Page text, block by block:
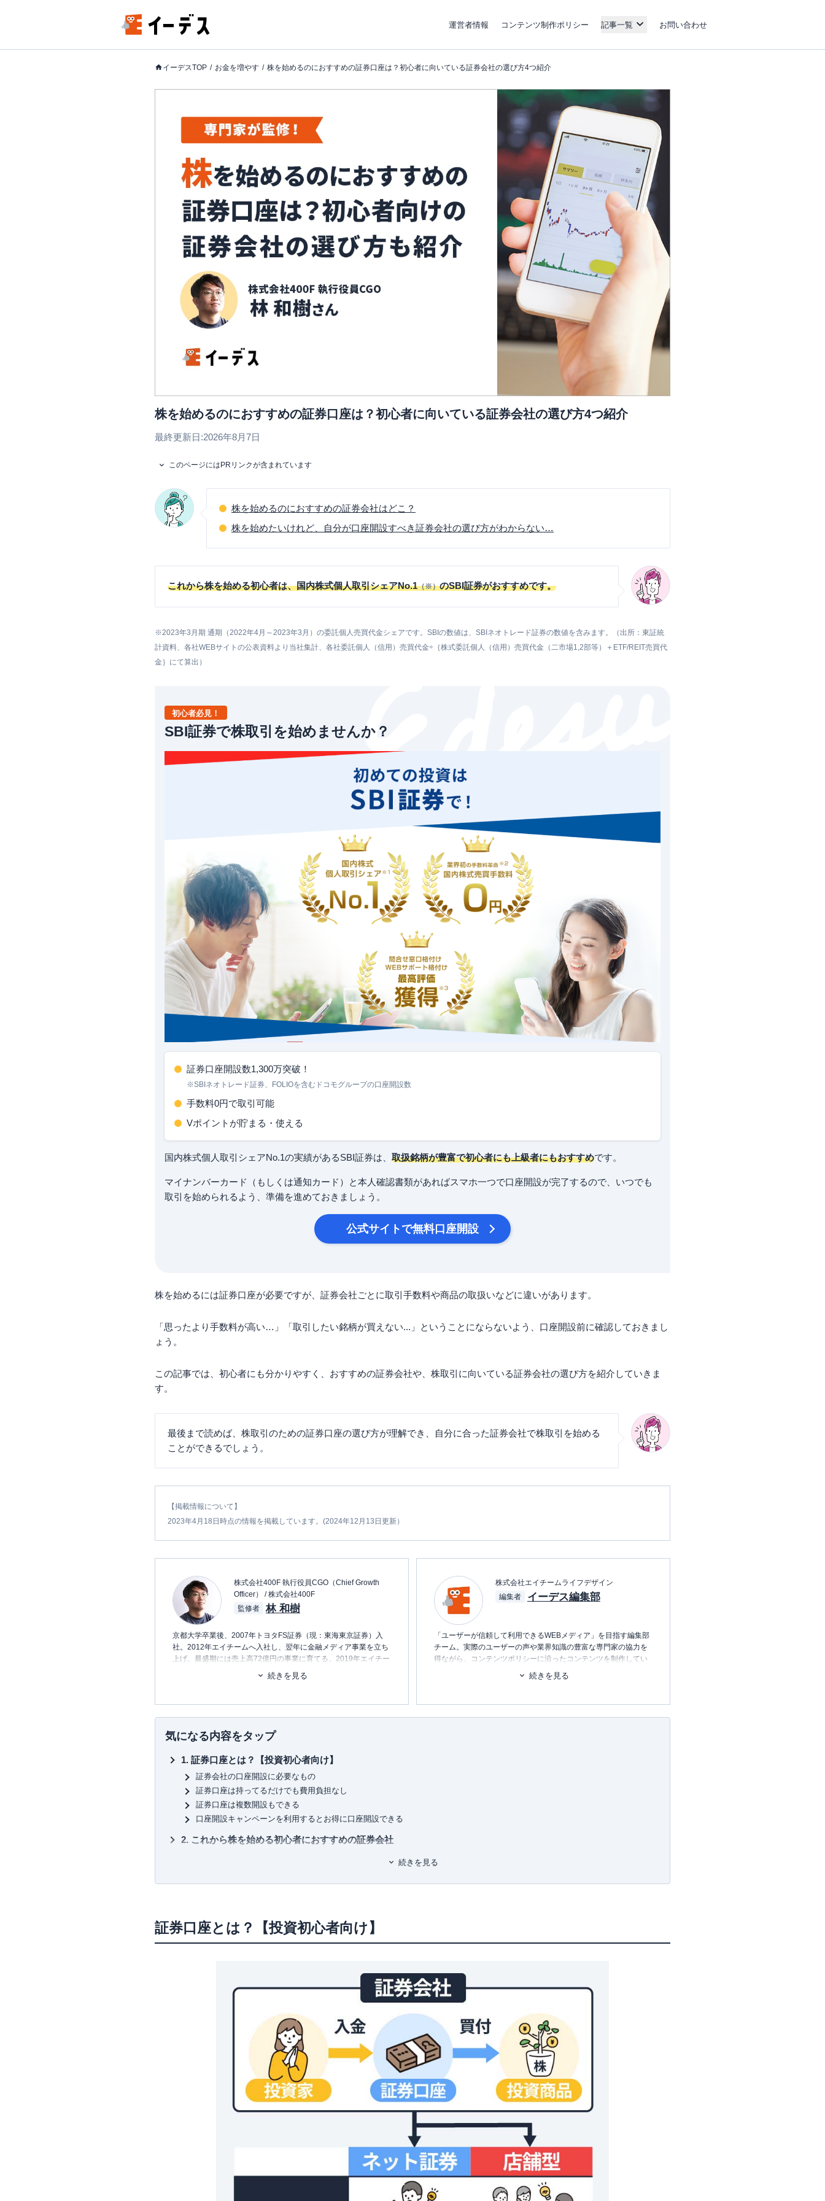
運営者情報 コンテンツ制作ポリシー 記事一覧 お問い合わせ
イーデスTOP お金を増やす 株を始めるのにおすすめの証券口座は？初心者に向いている証券会社の選び方4つ紹介
株を始めるのにおすすめの証券口座は？初心者に向いている証券会社の選び方4つ紹介
最終更新日:2026年8月7日
このページにはPRリンクが含まれています
株を始めるのにおすすめの証券会社はどこ？
株を始めたいけれど、自分が口座開設すべき証券会社の選び方がわからない…
これから株を始める初心者は、国内株式個人取引シェアNo.1（※）のSBI証券がおすすめです。
※2023年3月期 通期（2022年4月～2023年3月）の委託個人売買代金シェアです。SBIの数値は、SBIネオトレード証券の数値を含みます。（出所：東証統
計資料、各社WEBサイトの公表資料より当社集計、各社委託個人（信用）売買代金÷｛株式委託個人（信用）売買代金（二市場1,2部等）＋ETF/REIT売買代
金｝にて算出）
初心者必見！
SBI証券で株取引を始めませんか？
証券口座開設数1,300万突破！
※SBIネオトレード証券、FOLIOを含むドコモグループの口座開設数
手数料0円で取引可能
Vポイントが貯まる・使える
国内株式個人取引シェアNo.1の実績があるSBI証券は、 取扱銘柄が豊富で初心者にも上級者にもおすすめです。
マイナンバーカード（もしくは通知カード）と本人確認書類があればスマホ一つで口座開設が完了するので、いつでも
取引を始められるよう、準備を進めておきましょう。
公式サイトで無料口座開設
株を始めるには証券口座が必要ですが、証券会社ごとに取引手数料や商品の取扱いなどに違いがあります。
「思ったより手数料が高い…」「取引したい銘柄が買えない...」ということにならないよう、口座開設前に確認しておきまし
ょう。
この記事では、初心者にも分かりやすく、おすすめの証券会社や、株取引に向いている証券会社の選び方を紹介していきま
す。
最後まで読めば、株取引のための証券口座の選び方が理解でき、自分に合った証券会社で株取引を始める
ことができるでしょう。
【掲載情報について】
2023年4月18日時点の情報を掲載しています。(2024年12月13日更新）
株式会社400F 執行役員CGO（Chief Growth
Officer） / 株式会社400F
監修者
林 和樹
京都大学卒業後、2007年トヨタFS証券（現：東海東京証券）入
社。2012年エイチームへ入社し、翌年に金融メディア事業を立ち
上げ。最盛期には売上高72億円の事業に育てる。2019年エイチー
ムフィナジーを設立し、代表取締役社長に就任。保険代理店業務
を開始する。2022年5月より現職。個人理念は『お金の不安が意
続きを見る
株式会社エイチームライフデザイン
編集者
イーデス編集部
「ユーザーが信頼して利用できるWEBメディア」を目指す編集部
チーム。実際のユーザーの声や業界知識の豊富な専門家の協力を
得ながら、コンテンツポリシーに沿ったコンテンツを制作してい
ます。暮らしに関するトピックを中心に、読者の「まよい」を解
消し、最適な選択を支援するためのコンテンツを制作中です。
■書籍
初心者でもわかる！お金に関するアレコレの選び方BOOK
続きを見る
気になる内容をタップ
証券口座とは？【投資初心者向け】
証券会社の口座開設に必要なもの
証券口座は持ってるだけでも費用負担なし
証券口座は複数開設もできる
口座開設キャンペーンを利用するとお得に口座開設できる
これから株を始める初心者におすすめの証券会社
外国株の取扱い
単元未満株の取扱い
株の口座開設に関するよくある質問
証券口座と銀行口座の違いはなに？
未成年でも株の口座開設ができるの？
株の口座開設にはどれぐらいの期間・日数がかかる？
特定口座と一般口座の違いは何？
続きを見る
証券口座とは？【投資初心者向け】